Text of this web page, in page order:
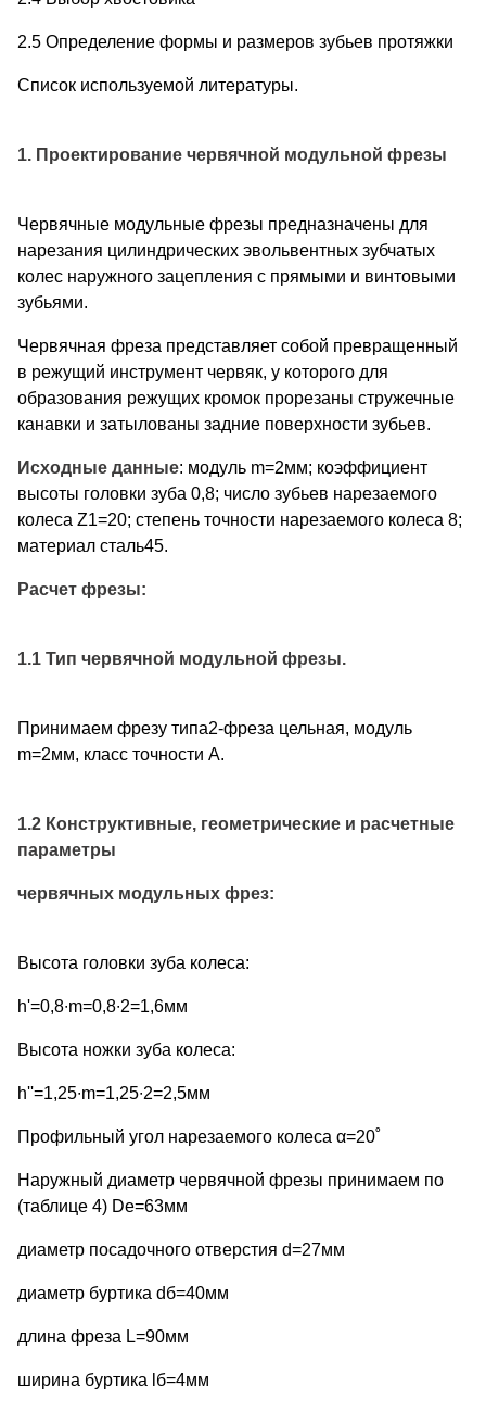
2.5 Определение формы и размеров зубьев протяжки
Список используемой литературы.
1. Проектирование червячной модульной фрезы
Червячные модульные фрезы предназначены для
нарезания цилиндрических эвольвентных зубчатых
колес наружного зацепления с прямыми и винтовыми
зубьями.
Червячная фреза представляет собой превращенный
в режущий инструмент червяк, у которого для
образования режущих кромок прорезаны стружечные
канавки и затылованы задние поверхности зубьев.
Исходные данные: модуль m=2мм; коэффициент
высоты головки зуба 0,8; число зубьев нарезаемого
колеса Z1=20; степень точности нарезаемого колеса 8;
материал сталь45.
Расчет фрезы:
1.1 Тип червячной модульной фрезы.
Принимаем фрезу типа2-фреза цельная, модуль
m=2мм, класс точности А.
1.2 Конструктивные, геометрические и расчетные
параметры
червячных модульных фрез:
Высота головки зуба колеса:
h'=0,8∙m=0,8∙2=1,6мм
Высота ножки зуба колеса:
h''=1,25∙m=1,25∙2=2,5мм
Профильный угол нарезаемого колеса α=20˚
Наружный диаметр червячной фрезы принимаем по
(таблице 4) De=63мм
диаметр посадочного отверстия d=27мм
диаметр буртика dб=40мм
длина фреза L=90мм
ширина буртика lб=4мм